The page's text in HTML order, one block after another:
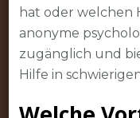
hat oder welchen
anonyme
zugänglich und
Hilfe in